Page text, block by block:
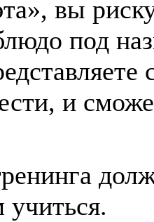
вы
под
и
учиться.